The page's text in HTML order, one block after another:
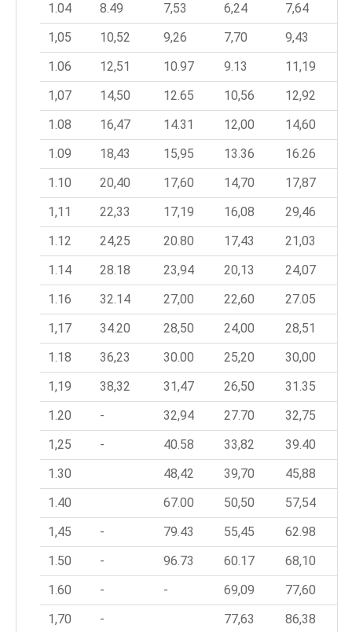
1.04
8.49 7,53 6,24
7,64
1,05
10,52 9,26 7,70
9,43
1.06
12,51 10.97 9.13
11,19
1,07
14,50 12.65 10,56
12,92
1.08
16,47 14.31 12,00
14,60
1.09
18,43 15,95 13.36
16.26
1.10
20,40 17,60 14,70
17,87
1,11
22,33 17,19 16,08
29,46
1.12
24,25 20.80 17,43
21,03
1.14
28.18 23,94 20,13
24,07
1.16
32.14 27,00 22,60
27.05
1,17
34.20 28,50 24,00
28,51
1.18
36,23 30.00 25,20
30,00
1,19
38,32 31,47 26,50
31.35
1.20
- 32,94 27.70
32,75
1,25
- 40.58 33,82
39.40
1.30
48,42 39,70
45,88
1.40
67.00 50,50
57,54
1,45
- 79.43 55,45
62.98
1.50
- 96.73 60.17
68,10
1.60
- - 69,09
77,60
1,70
- 77,63
86,38